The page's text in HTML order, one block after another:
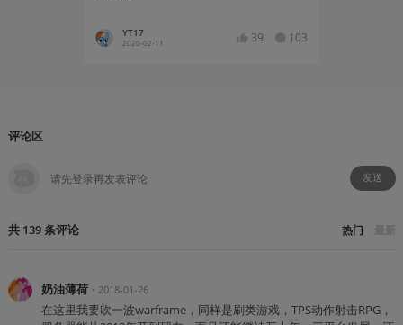
YT17
2020-02-11 39 103
评论区
发送
共 139条评论 热门 最新
奶油薄荷・ 2018-01-26
在这里我要吹一波warframe，同样是刷类游戏，TPS动作射击RPG，